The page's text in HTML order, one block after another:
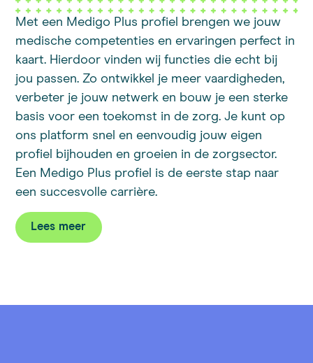
Met een Medigo Plus profiel brengen we jouw
medische competenties en ervaringen perfect in
kaart. Hierdoor vinden wij functies die echt bij
jou passen. Zo ontwikkel je meer vaardigheden,
verbeter je jouw netwerk en bouw je een sterke
basis voor een toekomst in de zorg. Je kunt op
ons platform snel en eenvoudig jouw eigen
profiel bijhouden en groeien in de zorgsector.
Een Medigo Plus profiel is de eerste stap naar
een succesvolle carrière.
Lees meer